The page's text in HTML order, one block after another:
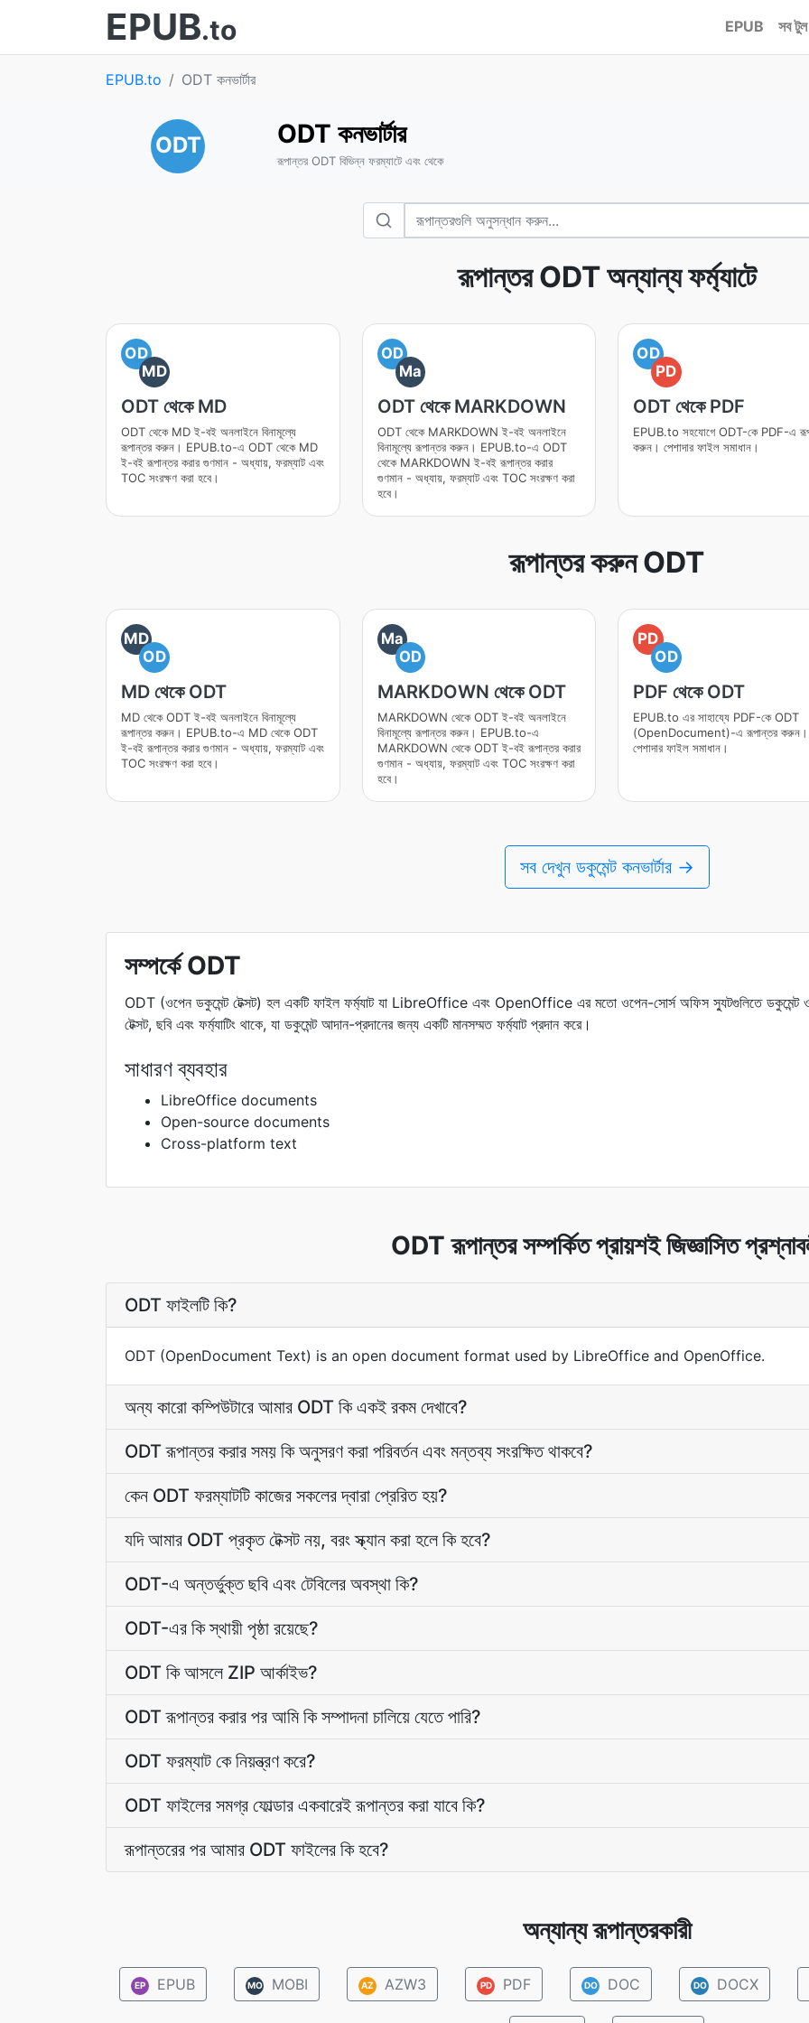
EPUB.to EPUB সব টুল
EPUB.to ODT কনভার্টার
ODT ODT কনভার্টার
রূপান্তর ODT বিভিন্ন ফরম্যাটে এবং থেকে
রূপান্তর ODT অন্যান্য ফর্ম্যাটে
OD
MD
ODT থেকে MD
ODT থেকে MD ই-বই অনলাইনে বিনামূল্যে
রূপান্তর করুন। EPUB.to-এ ODT থেকে MD
ই-বই রূপান্তর করার গুণমান - অধ্যায়, ফরম্যাট এবং
TOC সংরক্ষণ করা হবে।
OD
Ma
ODT থেকে MARKDOWN
ODT থেকে MARKDOWN ই-বই অনলাইনে
বিনামূল্যে রূপান্তর করুন। EPUB.to-এ ODT
থেকে MARKDOWN ই-বই রূপান্তর করার
গুণমান - অধ্যায়, ফরম্যাট এবং TOC সংরক্ষণ করা
হবে।
OD
PD
ODT থেকে PDF
EPUB.to সহযোগে ODT-কে PDF-এ
করুন। পেশাদার ফাইল সমাধান।
রূপান্তর করুন ODT
MD
OD
MD থেকে ODT
MD থেকে ODT ই-বই অনলাইনে বিনামূল্যে
রূপান্তর করুন। EPUB.to-এ MD থেকে ODT
ই-বই রূপান্তর করার গুণমান - অধ্যায়, ফরম্যাট এবং
TOC সংরক্ষণ করা হবে।
Ma
OD
MARKDOWN থেকে ODT
MARKDOWN থেকে ODT ই-বই অনলাইনে
বিনামূল্যে রূপান্তর করুন। EPUB.to-এ
MARKDOWN থেকে ODT ই-বই রূপান্তর করার
গুণমান - অধ্যায়, ফরম্যাট এবং TOC সংরক্ষণ করা
হবে।
PD
OD
PDF থেকে ODT
EPUB.to এর সাহায্যে PDF-কে ODT
(OpenDocument)-এ রূপান্তর করুন।
পেশাদার ফাইল সমাধান।
সব দেখুন ডকুমেন্ট কনভার্টার →
সম্পর্কে ODT
ODT (ওপেন ডকুমেন্ট টেক্সট) হল একটি ফাইল ফর্ম্যাট যা LibreOffice এবং OpenOffice এর মতো ওপেন-সোর্স অফিস স্যুটগুলিতে ডকুমেন্ট
টেক্সট, ছবি এবং ফর্ম্যাটিং থাকে, যা ডকুমেন্ট আদান-প্রদানের জন্য একটি মানসম্মত ফর্ম্যাট প্রদান করে।
সাধারণ ব্যবহার
LibreOffice documents
Open-source documents
Cross-platform text
ODT রূপান্তর সম্পর্কিত প্রায়শই জিজ্ঞাসিত
ODT ফাইলটি কি?
ODT (OpenDocument Text) is an open document format used by LibreOffice and OpenOffice.
অন্য কারো কম্পিউটারে আমার ODT কি একই রকম দেখাবে?
ODT রূপান্তর করার সময় কি অনুসরণ করা পরিবর্তন এবং মন্তব্য সংরক্ষিত থাকবে?
কেন ODT ফরম্যাটটি কাজের সকলের দ্বারা প্রেরিত হয়?
যদি আমার ODT প্রকৃত টেক্সট নয়, বরং স্ক্যান করা হলে কি হবে?
ODT-এ অন্তর্ভুক্ত ছবি এবং টেবিলের অবস্থা কি?
ODT-এর কি স্থায়ী পৃষ্ঠা রয়েছে?
ODT কি আসলে ZIP আর্কাইভ?
ODT রূপান্তর করার পর আমি কি সম্পাদনা চালিয়ে যেতে পারি?
ODT ফরম্যাট কে নিয়ন্ত্রণ করে?
ODT ফাইলের সমগ্র ফোল্ডার একবারেই রূপান্তর করা যাবে কি?
রূপান্তরের পর আমার ODT ফাইলের কি হবে?
অন্যান্য রূপান্তরকারী
EP EPUB MO MOBI AZ AZW3 PD PDF DO DOC DO DOCX